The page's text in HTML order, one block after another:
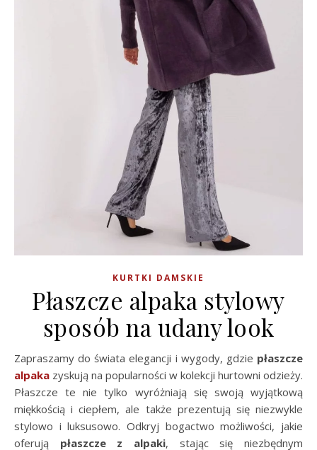
KURTKI DAMSKIE
Płaszcze alpaka stylowy
sposób na udany look
Zapraszamy do świata elegancji i wygody, gdzie płaszcze
alpaka zyskują na popularności w kolekcji hurtowni odzieży.
Płaszcze te nie tylko wyróżniają się swoją wyjątkową
miękkością i ciepłem, ale także prezentują się niezwykle
stylowo i luksusowo. Odkryj bogactwo możliwości, jakie
oferują płaszcze z alpaki, stając się niezbędnym